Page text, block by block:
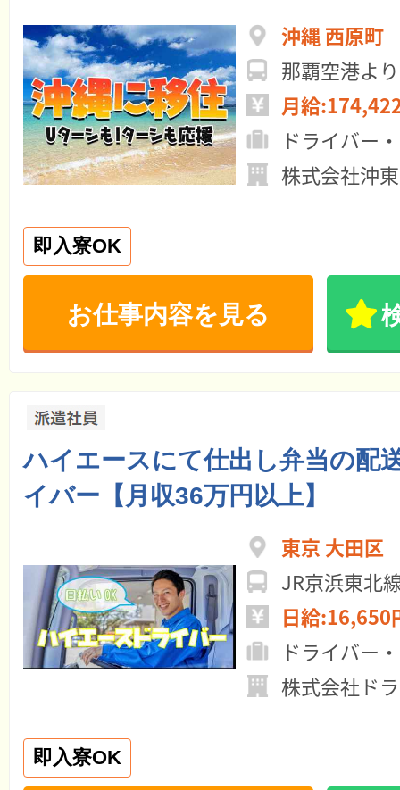
沖縄 ⻄原町
那覇空港よ
月給
ドライバー
株式会社沖
即入寮OK
お仕事内容を見る
ハイエースにて仕出し弁当の配
イバー【月収36万円以上】
東京 大田区
JR京浜東
日給:16,650
ドライバー
株式会社ド
即入寮OK